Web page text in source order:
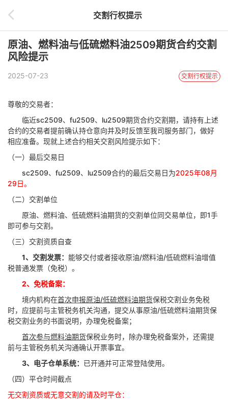
交割行权提示
原油、燃料油与低硫燃料油2509期货合约交割
风险提示
2025-07-23 交割行权提示
尊敬的交易者：
临近sc2509、 fu2509、 lu2509期货合约交割期，请持有上述
合约的交易者提前确认持仓意向并及时反馈至我司服务部门，做好
相应准备。现就上述合约相关交割风险提示如下：
（一）最后交易日
sc2509、 fu2509、 lu2509合约的最后交易日为2025年08月
29日。
（二）交割单位
原油、燃料油、低硫燃料油期货的交割单位同交易单位，即1手
即可参与交割。
（三）交割资质自查
1、 交割发票： 能够交付或者接收原油/燃料油/低硫燃料油增值
税普通发票（免税）。
2、免税备案：
境内机构在首次申报原油/低硫燃料油期货保税交割业务免税
时，应提前与主管税务机关沟通，提交从事原油/低硫燃料油期货保
税交割业务的书面说明，办理免税备案；
首次参与燃料油期货保税业务时，除办理免税备案外，还需提
前与主管税务机关沟通确认开票事宜。
3、 电子仓单系统： 已开通并可正常登陆使用。
（四）平仓时间截点
无交割资质或无意交割的请及时平仓：